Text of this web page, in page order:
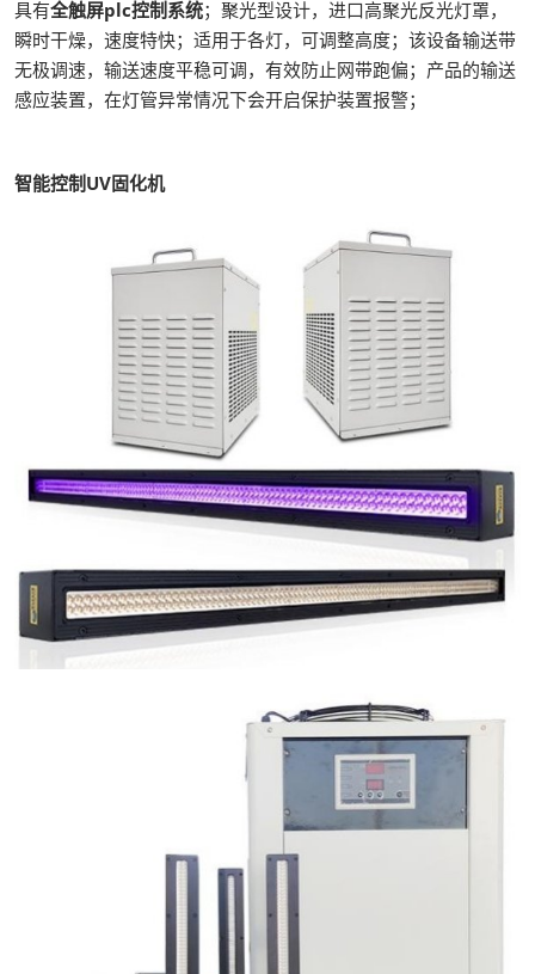
具有全触屏plc控制系统；聚光型设计，进口高聚光反光灯罩，
瞬时干燥，速度特快；适用于各灯，可调整高度；该设备输送带
无极调速，输送速度平稳可调，有效防止网带跑偏；产品的输送
感应装置，在灯管异常情况下会开启保护装置报警；
智能控制UV固化机